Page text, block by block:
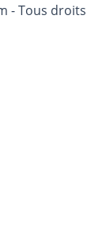
- Tous droits